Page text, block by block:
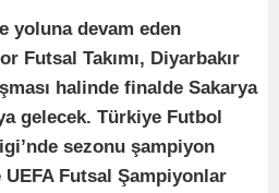
yoluna devam eden
Futsal Takımı, Diyarbakır
halinde finalde Sakarya
gelecek. Türkiye Futbol
sezonu şampiyon
UEFA Futsal Şampiyonlar